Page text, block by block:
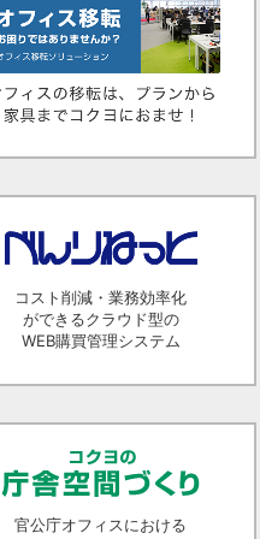
コスト削減・業務効率化
ができるクラウド型の
WEB購買管理システム
官公庁オフィスにおける